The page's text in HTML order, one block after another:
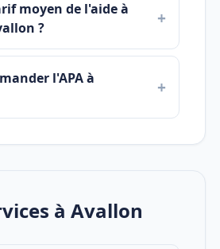
moyen de l'aide à
?
l'APA à
à Avallon